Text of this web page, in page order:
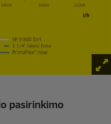
pasirinkimo